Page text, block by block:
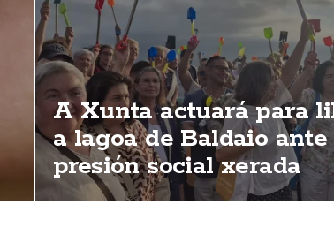
A Xunta actuará para
a lagoa de Baldaio ante
presión social xerada